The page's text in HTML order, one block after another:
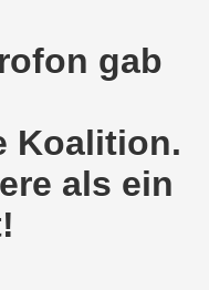
gab
Koalition.
als ein
am 12.07.2021!
müssen alle
am
der Solidarität